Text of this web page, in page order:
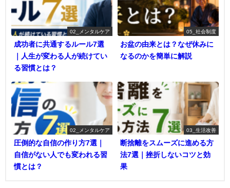
02_メンタルケア
成功者に共通するルール7選
｜人生が変わる人が続けてい
る習慣とは？
05_社会制度
お盆の由来とは？なぜ休みに
なるのかを簡単に解説
02_メンタルケア
圧倒的な自信の作り方7選｜
自信がない人でも変われる習
慣とは？
03_生活改善
断捨離をスムーズに進める方
法7選｜挫折しないコツと効
果